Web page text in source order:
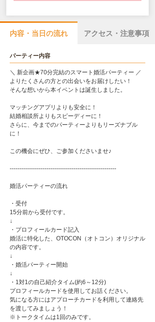
内容・当日の流れ アクセス・注意事項
パーティー内容
＼ 新企画★70分完結のスマート婚活パーティー ／
よりたくさんの方との出会いをお届けしたい！
そんな想いから本イベントは誕生しました。
マッチングアプリよりも安全に！
結婚相談所よりもスピーディーに！
さらに、今までのパーティーよりもリーズナブル
に！
この機会にぜひ、ご参加くださいませ♪
-------------------------------------------------------
婚活パーティーの流れ
・受付
15分前から受付です。
↓
・プロフィールカード記入
婚活に特化した、OTOCON（オトコン）オリジナル
の内容です。
↓
・婚活パーティー開始
↓
・1対1の自己紹介タイム(約6～12分)
プロフィールカードを使用してお話ください。
気になる方にはアプローチカードを利用して連絡先
を渡してみましょう！
※トークタイムは1回のみです。